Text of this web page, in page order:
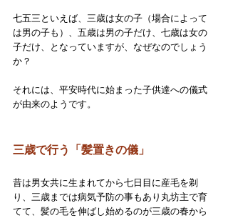
七五三といえば、三歳は女の子（場合によって
は男の子も）、五歳は男の子だけ、七歳は女の
子だけ、となっていますが、なぜなのでしょう
か？
それには、平安時代に始まった子供達への儀式
が由来のようです。
三歳で行う「髪置きの儀」
昔は男女共に生まれてから七日目に産毛を剃
り、三歳までは病気予防の事もあり丸坊主で育
てて、髪の毛を伸ばし始めるのが三歳の春から